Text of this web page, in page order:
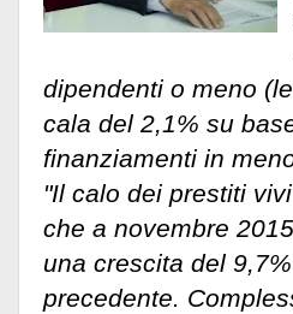
dipendenti o meno
cala del 2,1% su
finanziamenti in
"Il calo dei prestiti
che a novembre
una crescita del
precedente.